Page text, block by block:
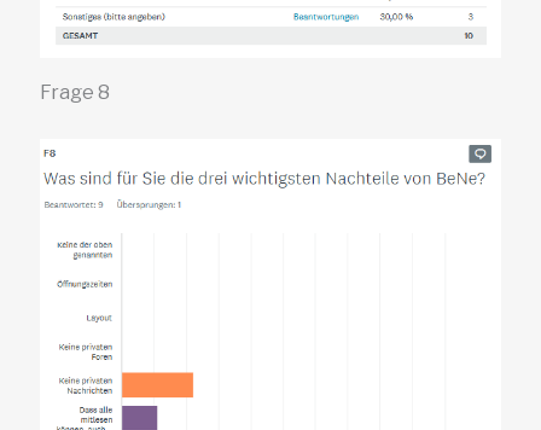
Frage 8